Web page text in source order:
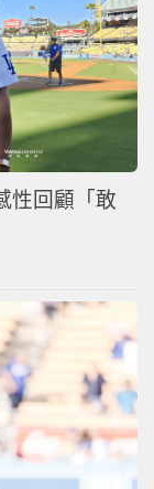
性回顧「敢